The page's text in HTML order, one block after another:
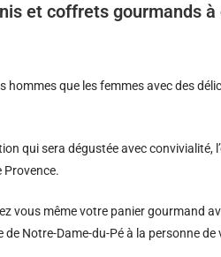
et coffrets gourmands
hommes que les femmes avec des
qui sera dégustée avec convivialité,
Provence.
vous même votre panier gourmand
Notre-Dame-du-Pé à la personne